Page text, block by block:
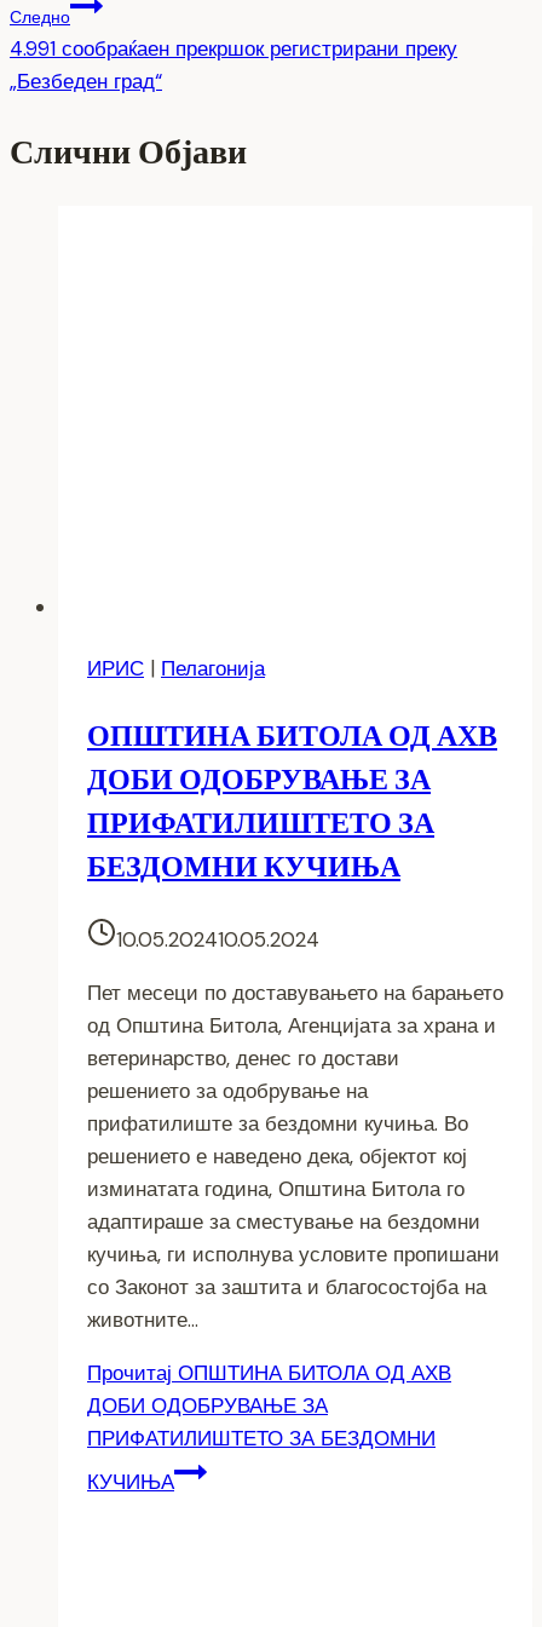
Следно
4.991 сообраќаен прекршок регистрирани преку
„Безбеден град“
Слични Објави
ИРИС | Пелагонија
ОПШТИНА БИТОЛА ОД АХВ
ДОБИ ОДОБРУВАЊЕ ЗА
ПРИФАТИЛИШТЕТО ЗА
БЕЗДОМНИ КУЧИЊА
10.05.202410.05.2024
Пет месеци по доставувањето на барањето
од Општина Битола, Агенцијата за храна и
ветеринарство, денес го достави
решението за одобрување на
прифатилиште за бездомни кучиња. Во
решението е наведено дека, објектот кој
изминатата година, Општина Битола го
адаптираше за сместување на бездомни
кучиња, ги исполнува условите пропишани
со Законот за заштита и благосостојба на
животните…
Прочитај ОПШТИНА БИТОЛА ОД АХВ
ДОБИ ОДОБРУВАЊЕ ЗА
ПРИФАТИЛИШТЕТО ЗА БЕЗДОМНИ
КУЧИЊА